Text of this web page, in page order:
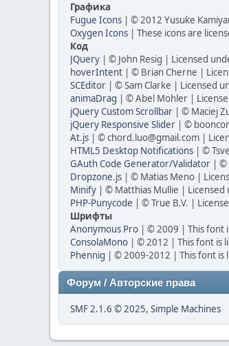
Графика
Fugue Icons | © 2012 Yusuke
Oxygen Icons | These icons are
Код
JQuery | © John Resig | Licensed
hoverIntent | © Brian Cherne |
SCEditor | © Sam Clarke | Licensed
animaDrag | © Abel Mohler |
jQuery Custom Scrollbar | © Maciej
jQuery Responsive Slider | ©
At.js | © chord.luo@gmail.com |
HTML5 Desktop Notifications | ©
GAuth Code Generator/Validator | ©
Dropzone.js | © Matias Meno |
Minify | © Matthias Mullie | Licensed
PHP-Punycode | © True B.V. |
Шрифты
Anonymous Pro | © 2009 | This font
ConsolaMono | © 2012 | This font is
Phennig | © 2009-2012 | This font is
Форум / Авторские права
SMF 2.1.6 © 2025, Simple Machines